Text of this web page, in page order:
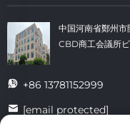
中国河南省鄭州
CBD商工会議所
+86 13781152999
[email protected]